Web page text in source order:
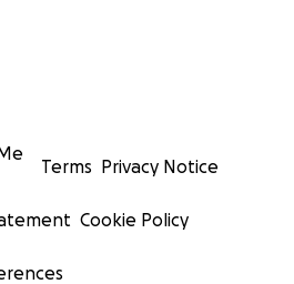
Terms Privacy Notice
Cookie Policy